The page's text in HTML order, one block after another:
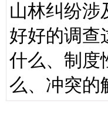
山林纠纷涉
好好的调查
什么、制度
么、冲突的